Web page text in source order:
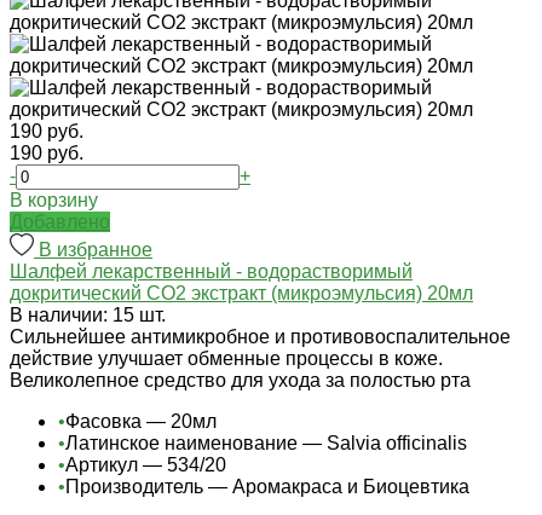
190 руб.
190 руб.
-
+
В корзину
Добавлено
В избранное
Шалфей лекарственный - водорастворимый
докритический СО2 экстракт (микроэмульсия) 20мл
В наличии: 15 шт.
Сильнейшее антимикробное и противовоспалительное
действие улучшает обменные процессы в коже.
Великолепное средство для ухода за полостью рта
•Фасовка — 20мл
•Латинское наименование — Salvia officinalis
•Артикул — 534/20
•Производитель — Аромакраса и Биоцевтика